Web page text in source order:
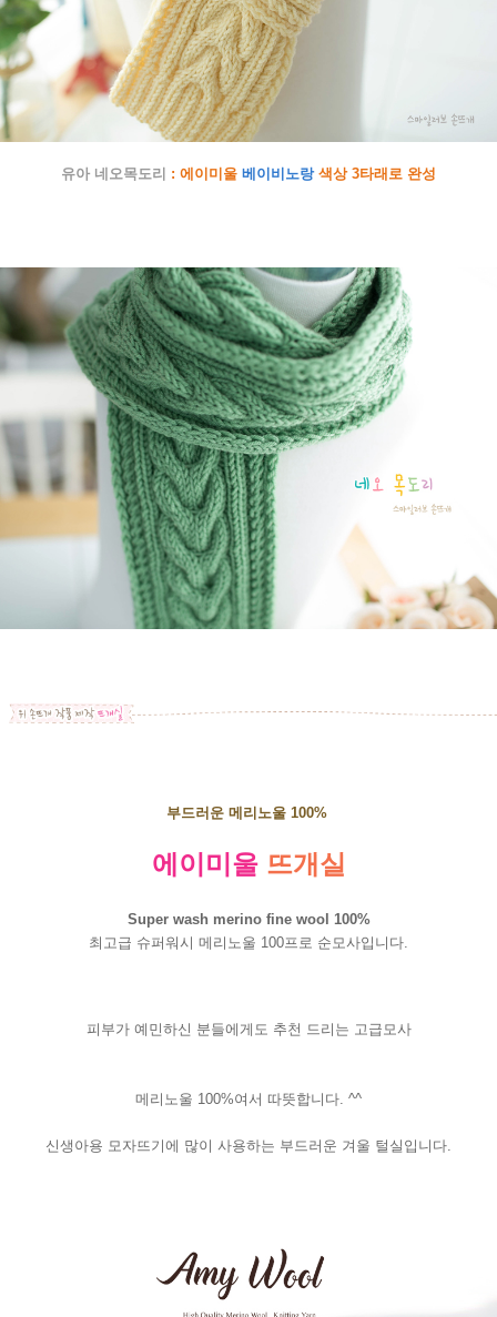
유아 네오목도리 : 에이미울 베이비노랑 색상 3타래로 완성
부드러운 메리노울 100%
에이미울 뜨개실
Super wash merino fine wool 100%
최고급 슈퍼워시 메리노울 100프로 순모사입니다.
피부가 예민하신 분들에게도 추천 드리는 고급모사
메리노울 100%여서 따뜻합니다. ^^
신생아용 모자뜨기에 많이 사용하는 부드러운 겨울 털실입니다.